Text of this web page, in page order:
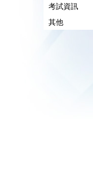
考試資訊
其他